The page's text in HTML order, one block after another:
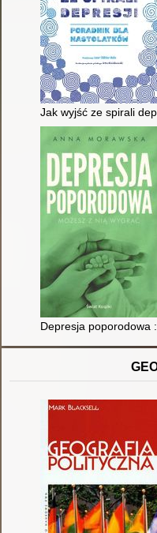
Jak wyjść ze spirali
Depresja poporodowa